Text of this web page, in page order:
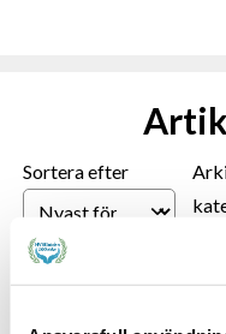
Sortera efter